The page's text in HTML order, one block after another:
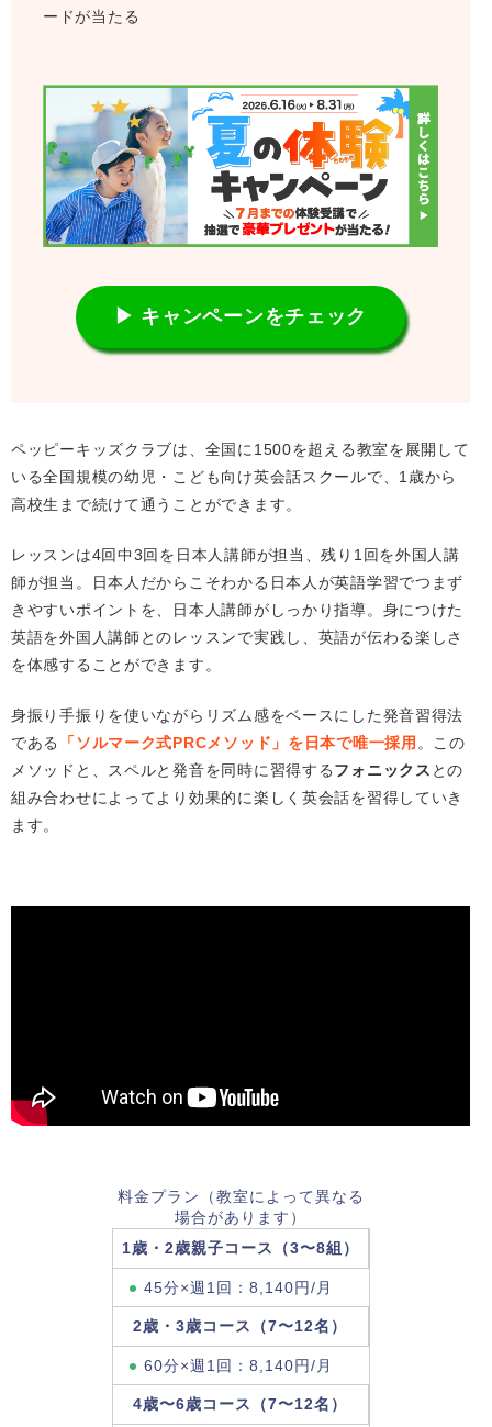
ードが当たる
▶ キャンペーンをチェック
ペッピーキッズクラブは、全国に1500を超える教室を展開して
いる全国規模の幼児・こども向け英会話スクールで、1歳から
高校生まで続けて通うことができます。
レッスンは4回中3回を日本人講師が担当、残り1回を外国人講
師が担当。日本人だからこそわかる日本人が英語学習でつまず
きやすいポイントを、日本人講師がしっかり指導。身につけた
英語を外国人講師とのレッスンで実践し、英語が伝わる楽しさ
を体感することができます。
身振り手振りを使いながらリズム感をベースにした発音習得法
である
「ソルマーク式PRCメソッド」を日本で唯一採用 。この
メソッドと、スペルと発音を同時に習得するフォニックス との
組み合わせによってより効果的に楽しく英会話を習得していき
ます。
料金プラン（教室によって異なる
場合があります）
1歳・2歳親子コース（3〜8組）
45分×週1回：8,140円/月
2歳・3歳コース（7〜12名）
60分×週1回：8,140円/月
4歳〜6歳コース（7〜12名）